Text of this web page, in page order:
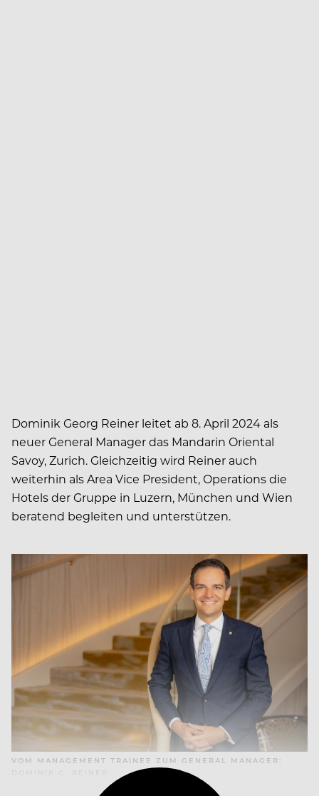
Dominik Georg Reiner leitet ab 8. April 2024 als
neuer General Manager das Mandarin Oriental
Savoy, Zurich. Gleichzeitig wird Reiner auch
weiterhin als Area Vice President, Operations die
Hotels der Gruppe in Luzern, München und Wien
beratend begleiten und unterstützen.
VOM MANAGEMENT TRAINEE ZUM GENERAL MANAGER: